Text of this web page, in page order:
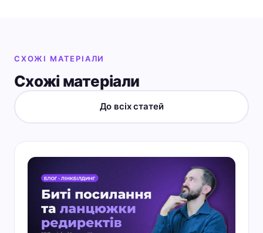
СХОЖІ МАТЕРІАЛИ
Схожі матеріали
До всіх статей